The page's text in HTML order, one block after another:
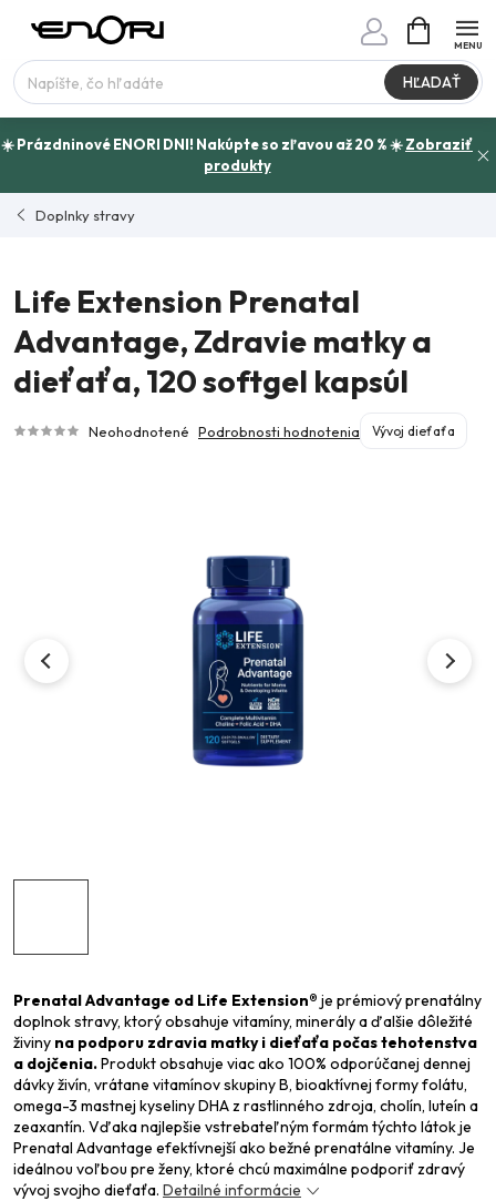
obsah
HĽADAŤ
KOŠÍK
☀️ Prázdninové ENORI DNI! Nakúpte so zľavou až 20 % ☀️Zobraziť
produkty
Doplnky stravy
Life Extension Prenatal
Advantage, Zdravie matky a
dieťaťa, 120 softgel kapsúl
Neohodnotené Podrobnosti hodnotenia Vývoj dieťaťa
Prenatal Advantage od Life Extension® je prémiový prenatálny
doplnok stravy, ktorý obsahuje vitamíny, minerály a ďalšie dôležité
živiny na podporu zdravia matky i dieťaťa počas tehotenstva
a dojčenia.Produkt obsahuje viac ako 100% odporúčanej dennej
dávky živín, vrátane vitamínov skupiny B, bioaktívnej formy folátu,
omega-3 mastnej kyseliny DHA z rastlinného zdroja, cholín, luteín a
zeaxantín. Vďaka najlepšie vstrebateľným formám týchto látok je
Prenatal Advantage efektívnejší ako bežné prenatálne vitamíny. Je
ideálnou voľbou pre ženy, ktoré chcú maximálne podporiť zdravý
vývoj svojho dieťaťa. Detailné informácie
www.enori.cz - Chat